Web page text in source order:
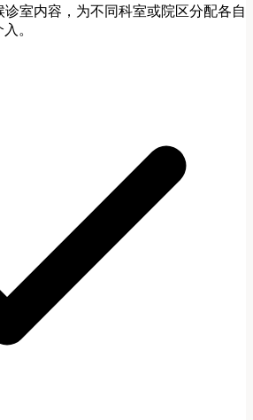
诊室内容，为不同科室或院区分配各自
。